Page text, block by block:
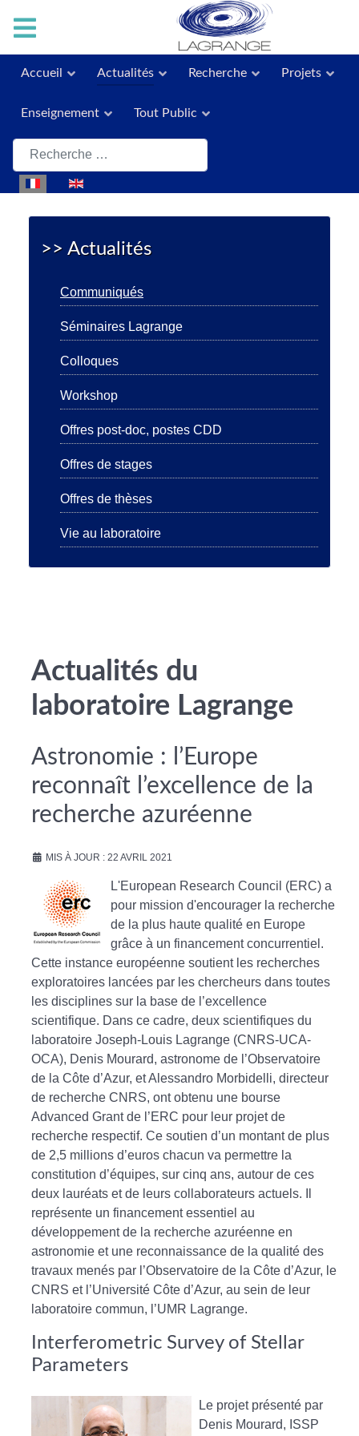
Accueil Actualités Recherche Projets
Enseignement Tout Public
Rechercher
Sélectionnez votre langue
>> Actualités
Communiqués
Séminaires Lagrange
Colloques
Workshop
Offres post-doc, postes CDD
Offres de stages
Offres de thèses
Vie au laboratoire
Actualités du
laboratoire Lagrange
Astronomie : l’Europe
reconnaît l’excellence de la
recherche azuréenne
MIS À JOUR : 22 AVRIL 2021
L'European Research Council (ERC) a
pour mission d'encourager la recherche
de la plus haute qualité en Europe
grâce à un financement concurrentiel.
Cette instance européenne soutient les recherches
exploratoires lancées par les chercheurs dans toutes
les disciplines sur la base de l’excellence
scientifique. Dans ce cadre, deux scientifiques du
laboratoire Joseph-Louis Lagrange (CNRS-UCA-
OCA), Denis Mourard, astronome de l’Observatoire
de la Côte d’Azur, et Alessandro Morbidelli, directeur
de recherche CNRS, ont obtenu une bourse
Advanced Grant de l’ERC pour leur projet de
recherche respectif. Ce soutien d’un montant de plus
de 2,5 millions d’euros chacun va permettre la
constitution d’équipes, sur cinq ans, autour de ces
deux lauréats et de leurs collaborateurs actuels. Il
représente un financement essentiel au
développement de la recherche azuréenne en
astronomie et une reconnaissance de la qualité des
travaux menés par l’Observatoire de la Côte d’Azur, le
CNRS et l’Université Côte d’Azur, au sein de leur
laboratoire commun, l’UMR Lagrange.
Interferometric Survey of Stellar
Parameters
Le projet présenté par
Denis Mourard, ISSP